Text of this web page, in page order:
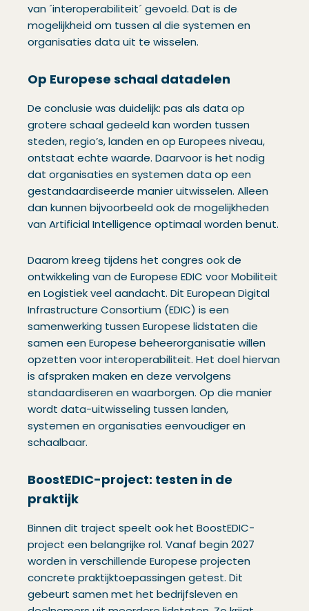
van ´interoperabiliteit´ gevoeld. Dat is de
mogelijkheid om tussen al die systemen en
organisaties data uit te wisselen.
Op Europese schaal datadelen
De conclusie was duidelijk: pas als data op
grotere schaal gedeeld kan worden tussen
steden, regio’s, landen en op Europees niveau,
ontstaat echte waarde. Daarvoor is het nodig
dat organisaties en systemen data op een
gestandaardiseerde manier uitwisselen. Alleen
dan kunnen bijvoorbeeld ook de mogelijkheden
van Artificial Intelligence optimaal worden benut.
Daarom kreeg tijdens het congres ook de
ontwikkeling van de Europese EDIC voor Mobiliteit
en Logistiek veel aandacht. Dit European Digital
Infrastructure Consortium (EDIC) is een
samenwerking tussen Europese lidstaten die
samen een Europese beheerorganisatie willen
opzetten voor interoperabiliteit. Het doel hiervan
is afspraken maken en deze vervolgens
standaardiseren en waarborgen. Op die manier
wordt data-uitwisseling tussen landen,
systemen en organisaties eenvoudiger en
schaalbaar.
BoostEDIC-project: testen in de
praktijk
Binnen dit traject speelt ook het BoostEDIC-
project een belangrijke rol. Vanaf begin 2027
worden in verschillende Europese projecten
concrete praktijktoepassingen getest. Dit
gebeurt samen met het bedrijfsleven en